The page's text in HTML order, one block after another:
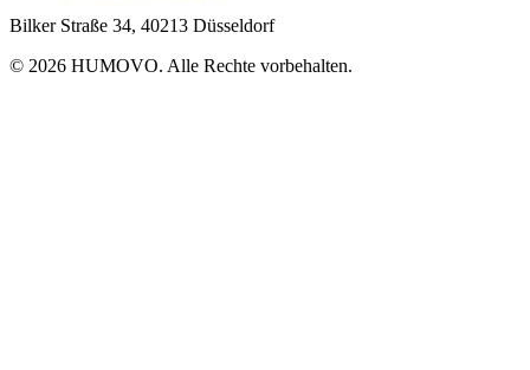
Bilker Straße 34, 40213 Düsseldorf
© 2026 HUMOVO. Alle Rechte vorbehalten.